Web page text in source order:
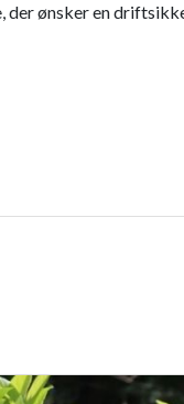
der ønsker en